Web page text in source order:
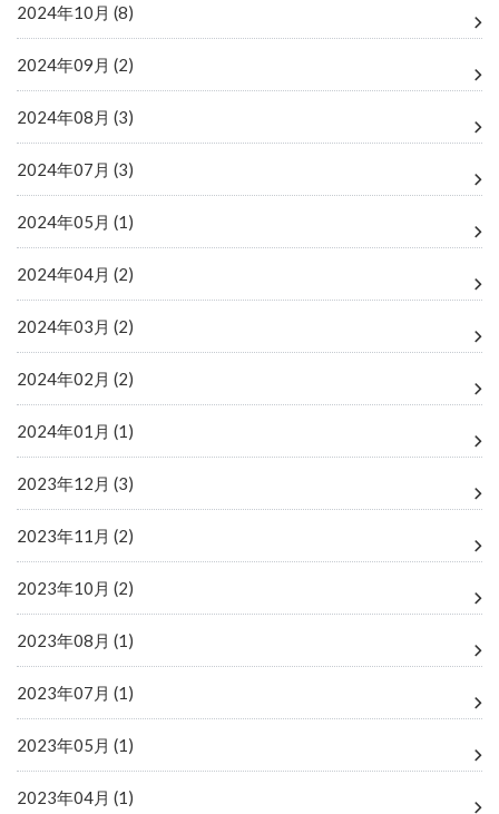
2024年10月 (8)
2024年09月 (2)
2024年08月 (3)
2024年07月 (3)
2024年05月 (1)
2024年04月 (2)
2024年03月 (2)
2024年02月 (2)
2024年01月 (1)
2023年12月 (3)
2023年11月 (2)
2023年10月 (2)
2023年08月 (1)
2023年07月 (1)
2023年05月 (1)
2023年04月 (1)